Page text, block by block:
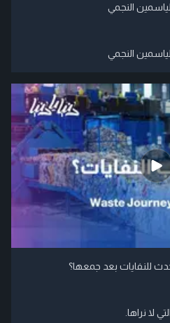
النجمي
النجمي
للنفايات بعد جمعها؟
لا نراها.